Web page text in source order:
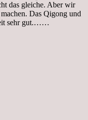
das gleiche. Aber wir
Das Qigong und
sehr gut.……